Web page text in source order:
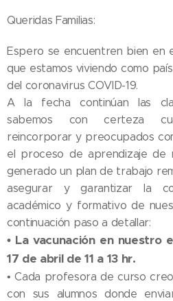
Queridas Familias:
Espero se encuentren bien en
que estamos viviendo como
del coronavirus COVID-19.
A la fecha continúan las
sabemos con certeza
reincorporar y preocupados
el proceso de aprendizaje de
generado un plan de trabajo
asegurar y garantizar la
académico y formativo de
continuación paso a detallar:
• La vacunación en nuestro
17 de abril de 11 a 13 hr.
• Cada profesora de curso
con sus alumnos donde